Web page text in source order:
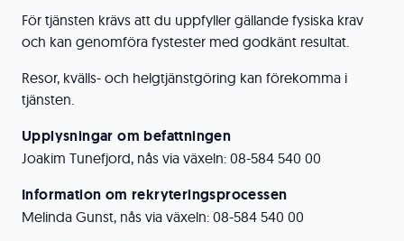
För tjänsten krävs att du uppfyller gällande fysiska krav
och kan genomföra fystester med godkänt resultat.
Resor, kvälls- och helgtjänstgöring kan förekomma i
tjänsten.
Upplysningar om befattningen
Joakim Tunefjord, nås via växeln: 08-584 540 00
Information om rekryteringsprocessen
Melinda Gunst, nås via växeln: 08-584 540 00